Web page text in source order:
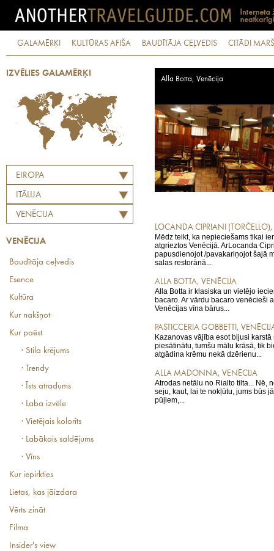
GALAMĒRĶI KULTŪRAS AFIŠA BAUDĪTĀJA CEĻVEDIS CITĀDI
IZVĒLIES GALAMĒRĶI
EIROPA
ITĀLIJA
VENĒCIJA
VENĒCIJA
Baudītāja ceļvedis
Esence
Kultūra
Kur nakšņot
Kur paēst
· Stila krējums
· Trendy
· Īsts atradums
· Laba izvēle
· Vietējais kolorīts
· Labākais saldējums
· Vīns
Kur iepirkties
Lietas, kas jāizdara
Vērts zināt
Filma
Insider's view
Alla Botta, Venēcija
LOCANDA CIPRIANI
Mēdz teikt, ka nepieciešams tikai
atgrieztos Venēcijā. ArLocanda
papusdienojot /pavakariņojot šajā
salas restorānā...
ALLA BOTTA, VENĒCIJA
Alla Botta ir klasiska un vietējo
bacaro. Ar vārdu bacaro venēcieši
Venēcijas vīna bārus...
PASTICCERIA GOBBETTI,
Kazanovas vājība esot bijusi karstā
piesātinātu, tumšu mālu krāsā, tik
atgādina krēmu nekā dzērienu...
ALLA MADONNA, VENĒCIJA
Atrodas netālu no Rialto tilta... Nē,
seju, kaut, lai te nokļūtu, jums būs
pūļiem,...